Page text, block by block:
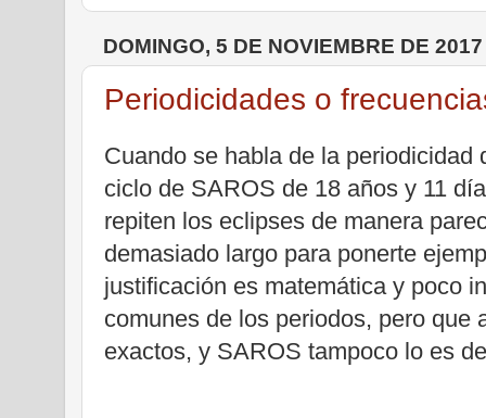
DOMINGO, 5 DE NOVIEMBRE DE 2017
Periodicidades o
Cuando se habla de la
ciclo de SAROS de 18 años y 11
repiten los eclipses de manera
demasiado largo para ponerte
justificación es matemática y poco
comunes de los periodos, pero que
exactos, y SAROS tampoco lo es